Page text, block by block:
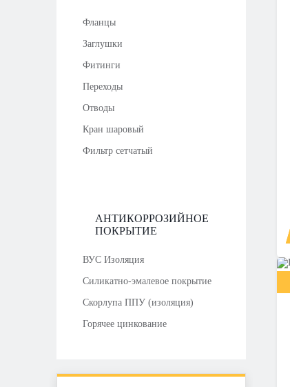
Фланцы
Заглушки
Фитинги
Переходы
Отводы
Кран шаровый
Фильтр сетчатый
АНТИКОРРОЗИЙНОЕ
ПОКРЫТИЕ
ВУС Изоляция
Силикатно-эмалевое покрытие
Скорлупа ППУ (изоляция)
Горячее цинкование